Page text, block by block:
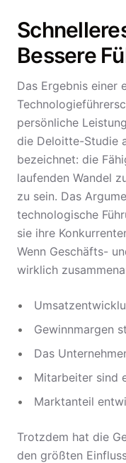
Bessere
Das Ergebnis einer
persönliche
die Deloitte-Studie
bezeichnet: die
laufenden Wandel
zu sein. Das
technologische
sie ihre
Wenn Geschäfts-
wirklich
Gewinnmargen
Das
Mitarbeiter sind
Marktanteil
Trotzdem hat die
den größten